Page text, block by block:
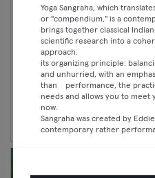
Classic
Premium
with Julia
Yoga
Kreuzberg
Yoga Sangraha, which
or "compendium," is a
brings together classical
scientific research into a
approach. What
its organizing principle:
and unhurried, with an
than performance, the
needs and allows you to
now.
Sangraha was created by
contemporary rather